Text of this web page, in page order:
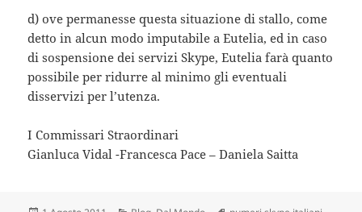
d) ove permanesse questa situazione di stallo, come
detto in alcun modo imputabile a Eutelia, ed in caso
di sospensione dei servizi Skype, Eutelia farà quanto
possibile per ridurre al minimo gli eventuali
disservizi per l’utenza.
I Commissari Straordinari
Gianluca Vidal -Francesca Pace – Daniela Saitta